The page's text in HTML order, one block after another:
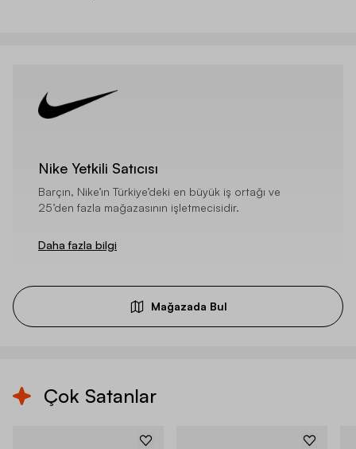
Nike Yetkili Satıcısı
Barçın, Nike’ın Türkiye’deki en büyük iş ortağı ve
25’den fazla mağazasının işletmecisidir.
Daha fazla bilgi
Mağazada Bul
Çok Satanlar